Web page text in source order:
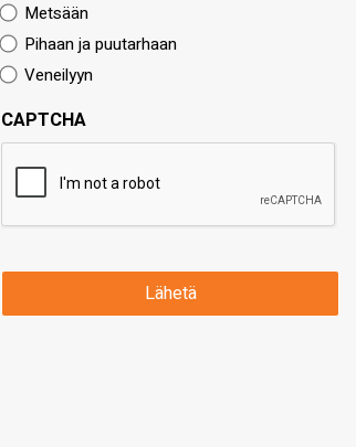
Metsään
Pihaan ja puutarhaan
Veneilyyn
CAPTCHA